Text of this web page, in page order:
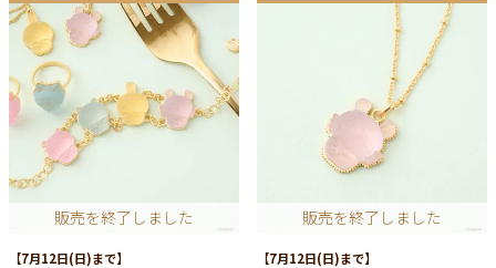
販売を終了しました
【7月12日(日)まで】
販売を終了しました
【7月12日(日)まで】